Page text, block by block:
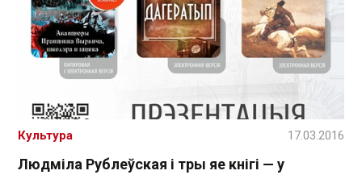
Людміла Рублеўская і тры яе кнігі — у
Культура 17.03.2016